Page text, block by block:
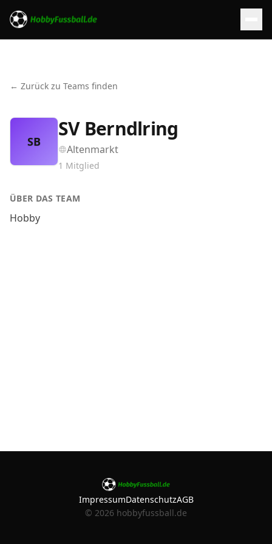
← Zurück zu Teams finden
SB
SV Berndlring
Altenmarkt
1 Mitglied
ÜBER DAS TEAM
Hobby
ImpressumDatenschutzAGB
© 2026 hobbyfussball.de